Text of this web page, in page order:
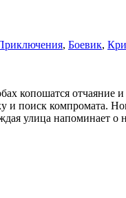
, Боевик,
копошатся отчаяние
и поиск компромата.
улица напоминает о